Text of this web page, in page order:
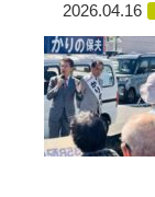
2026.04.16